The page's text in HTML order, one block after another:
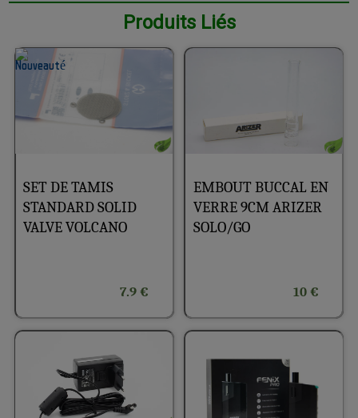
Produits Liés
SET DE TAMIS
STANDARD SOLID
VALVE VOLCANO
7.9 €
EMBOUT BUCCAL EN
VERRE 9CM ARIZER
SOLO/GO
10 €